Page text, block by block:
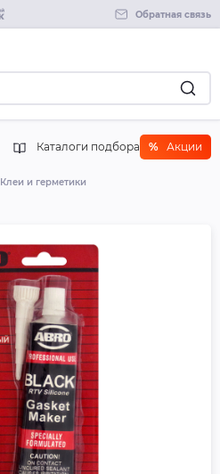
Обратная связь
Каталоги подбора % Акции
Клеи и герметики